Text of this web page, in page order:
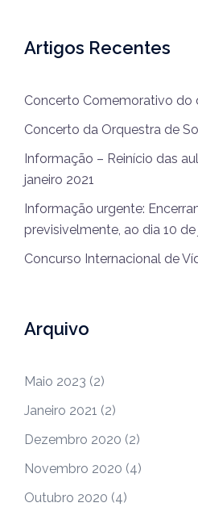
Artigos Recentes
Concerto Comemorativo do
Concerto da Orquestra de
Informação – Reinício das
janeiro 2021
Informação urgente:
previsivelmente, ao dia 10 de
Concurso Internacional de
Arquivo
Maio 2023 (2)
Janeiro 2021 (2)
Dezembro 2020 (2)
Novembro 2020 (4)
Outubro 2020 (4)